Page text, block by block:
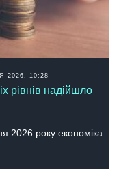
2026, 10:28
рівнів надійшло
2026 року економіка